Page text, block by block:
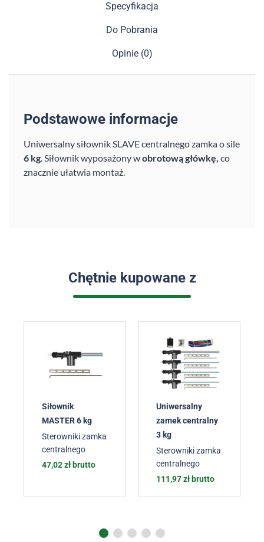
Specyfikacja
Do Pobrania
Opinie (0)
Podstawowe informacje
Uniwersalny siłownik SLAVE centralnego zamka o sile
6 kg. Siłownik wyposażony wobrotową główkę, co
znacznie ułatwia montaż.
Chętnie kupowane z
Siłownik
MASTER 6 kg
Sterowniki zamka
centralnego
47,02zł brutto
Uniwersalny
zamek centralny
3 kg
Sterowniki zamka
centralnego
111,97zł brutto